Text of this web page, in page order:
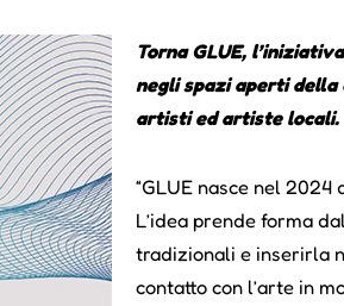
Torna GLUE,
negli spazi aperti
artisti ed artiste locali.
“GLUE nasce nel
L’idea prende forma
tradizionali e inserirla
contatto con l’arte in